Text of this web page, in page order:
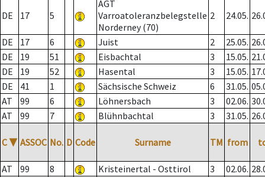
DE 17 5
AGT
Varroatoleranzbelegstelle
Norderney (70)
2 24.05.
DE 17 6 Juist 2 25.05.
DE
19 51 Eisbachtal 3 15.05.
DE
19 52 Hasental 3 15.05.
DE
41 1 Sächsische Schweiz 6 31.05.
AT
99 6 Löhnersbach 3 02.06.
AT
99 7 Blühnbachtal 3 31.05.
C ▼ ASSOC No. D Code Surname TM from
AT 99 8 Kristeinertal - Osttirol 3 02.06.